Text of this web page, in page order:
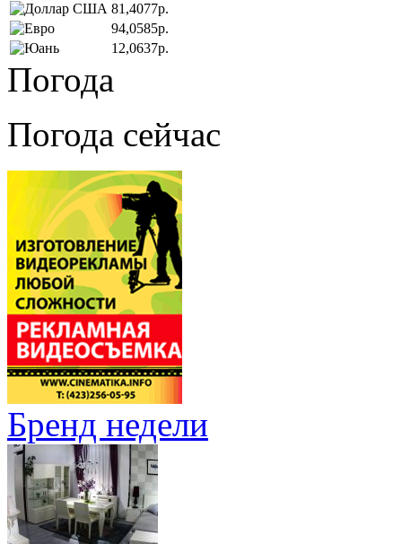
81,4077р.
94,0585р.
12,0637р.
Погода
Погода сейчас
Бренд недели